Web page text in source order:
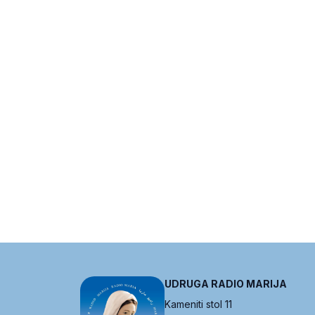
UDRUGA RADIO MARIJA
Kameniti stol 11